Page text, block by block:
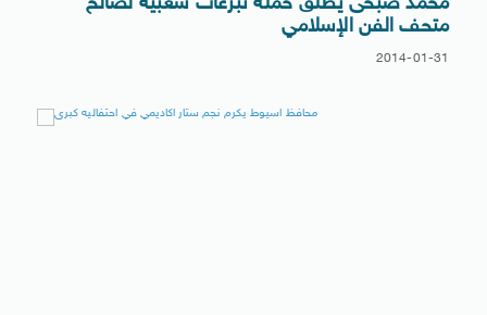
متحف الفن الإسلامي
2014-01-31